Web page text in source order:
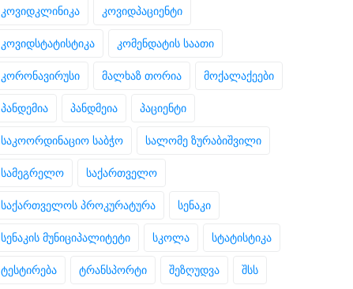
კოვიდკლინიკა კოვიდპაციენტი
კოვიდსტატისტიკა კომენდატის საათი
კორონავირუსი მალხაზ თორია მოქალაქეები
პანდემია პანდმეია პაციენტი
საკოორდინაციო საბჭო სალომე ზურაბიშვილი
სამეგრელო საქართველო
საქართველოს პროკურატურა სენაკი
სენაკის მუნიციპალიტეტი სკოლა სტატისტიკა
ტესტირება ტრანსპორტი შეზღუდვა შსს